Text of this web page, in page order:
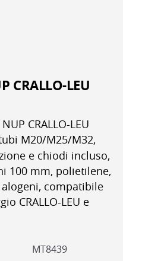
CRALLO-LEU
CRALLO-LEU
M20/M25/M32,
e chiodi incluso,
100 mm, polietilene,
alogeni, compatibile
CRALLO-LEU e
MT8439